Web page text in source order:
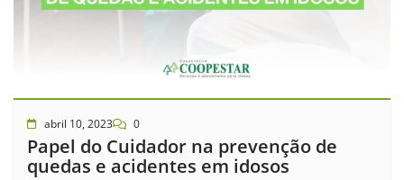
abril 10, 2023 0
Papel do Cuidador na prevenção de
quedas e acidentes em idosos